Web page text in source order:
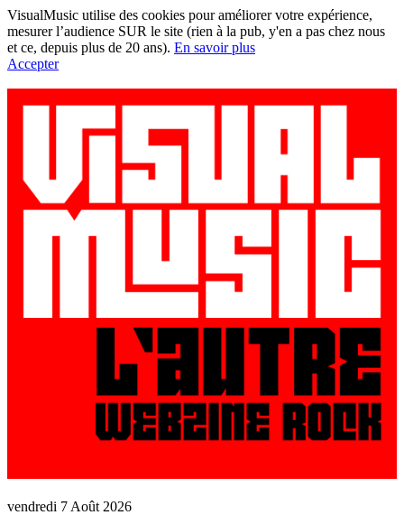
VisualMusic utilise des cookies pour améliorer votre expérience,
mesurer l’audience SUR le site (rien à la pub, y'en a pas chez nous
et ce, depuis plus de 20 ans). En savoir plus
Accepter
vendredi 7 Août 2026